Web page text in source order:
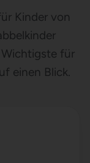
Kinder von
Wichtigste für
einen Blick.